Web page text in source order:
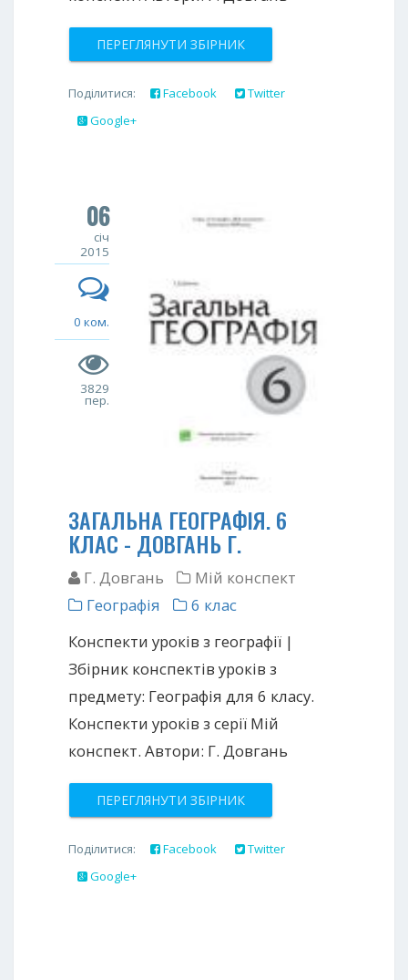
ПЕРЕГЛЯНУТИ ЗБІРНИК
Поділитися: Facebook
Twitter
Google+
06
січ
2015
0 ком.
3829
пер.
ЗАГАЛЬНА ГЕОГРАФІЯ. 6
КЛАС - ДОВГАНЬ Г.
Г. Довгань
Мій конспект
Географія
6 клас
Конспекти уроків з географії |
Збірник конспектів уроків з
предмету: Географія для 6 класу.
Конспекти уроків з серії Мій
конспект. Автори: Г. Довгань
ПЕРЕГЛЯНУТИ ЗБІРНИК
Поділитися: Facebook
Twitter
Google+